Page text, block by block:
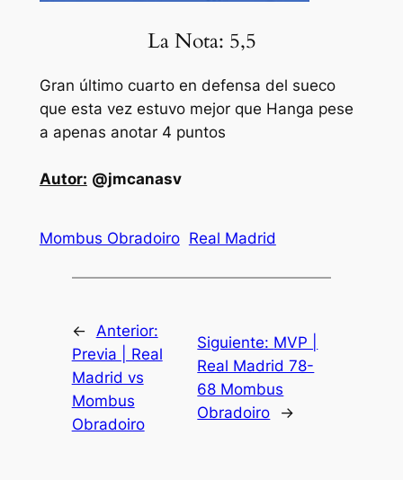
La Nota: 5,5
Gran último cuarto en defensa del sueco
que esta vez estuvo mejor que Hanga pese
a apenas anotar 4 puntos
Autor: @jmcanasv
Mombus Obradoiro Real Madrid
← Anterior:
Previa | Real
Madrid vs
Mombus
Obradoiro
Siguiente: MVP |
Real Madrid 78-
68 Mombus
Obradoiro
→